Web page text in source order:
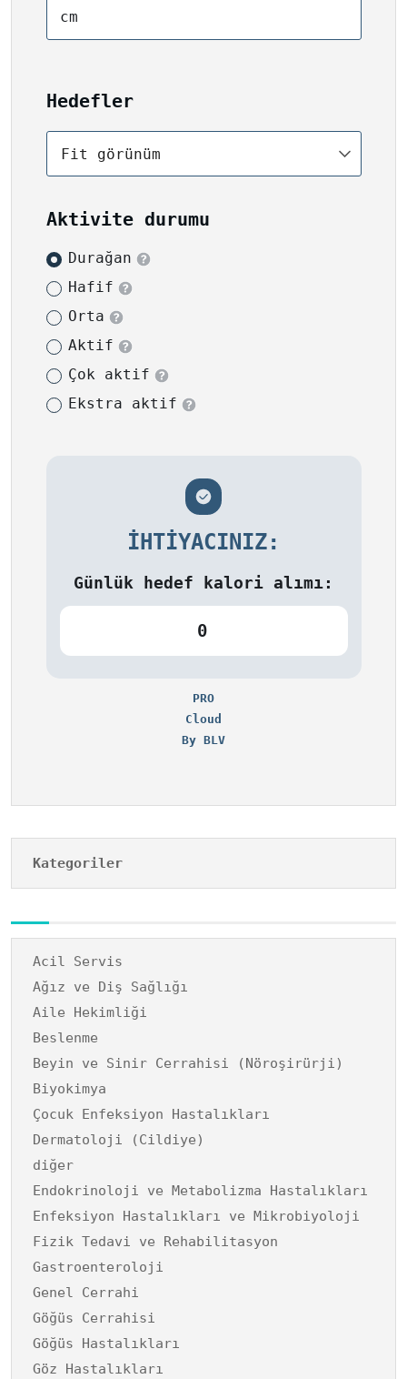
cm
Hedefler
Fit görünüm
Aktivite durumu
Durağan
Hafif
Orta
Aktif
Çok aktif
Ekstra aktif
İHTIYACINIZ:
Günlük hedef kalori alımı:
0
PRO
Cloud
By BLV
Kategoriler
Acil Servis
Ağız ve Diş Sağlığı
Aile Hekimliği
Beslenme
Beyin ve Sinir Cerrahisi (Nöroşirürji)
Biyokimya
Çocuk Enfeksiyon Hastalıkları
Dermatoloji (Cildiye)
diğer
Endokrinoloji ve Metabolizma Hastalıkları
Enfeksiyon Hastalıkları ve Mikrobiyoloji
Fizik Tedavi ve Rehabilitasyon
Gastroenteroloji
Genel Cerrahi
Göğüs Cerrahisi
Göğüs Hastalıkları
Göz Hastalıkları